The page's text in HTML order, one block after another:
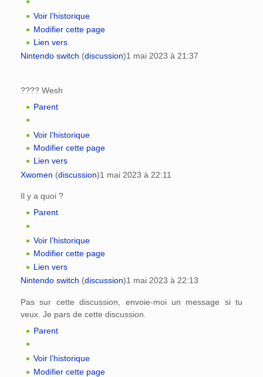
Voir l’historique
Modifier cette page
Lien vers
Nintendo switch (discussion)1 mai 2023 à 21:37
???? Wesh
Parent
Voir l’historique
Modifier cette page
Lien vers
Xwomen (discussion)1 mai 2023 à 22:11
Il y a quoi ?
Parent
Voir l’historique
Modifier cette page
Lien vers
Nintendo switch (discussion)1 mai 2023 à 22:13
Pas sur cette discussion, envoie-moi un message si tu
veux. Je pars de cette discussion.
Parent
Voir l’historique
Modifier cette page